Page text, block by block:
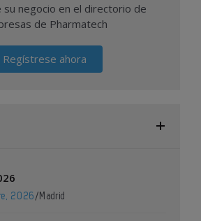
su negocio en el directorio de
de Pharmatech
Regístrese ahora
2026 / Madrid